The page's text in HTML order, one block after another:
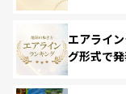
エアライ
グ形式で